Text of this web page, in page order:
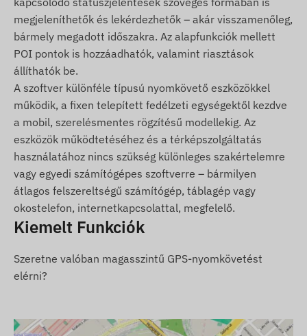
szükséges a műholdrendszerekkel és a
mobilszolgáltatók hálózatával. Az adatok
továbbítása a benne elhelyezett (cserélhető) SIM
kártya segítségével történik, az aktuális helyzetet
pedig mobiltelefonos alkalmazás vagy számítógép
segítségével követheti.
Működési régió
4G: Európa, Ázsia, Afrika, Ausztrália
2G: Európa, Ázsia, Afrika, Ausztrália
Vásárlási opciók
Ha csak készüléket vásárol (szoftver előfizetést
működtetéshez szükséges SIM kártyáról, annak
beállításairól és a kártya üzemeltetéséről
gondoskodnia.
megjeleníthetők és lekérdezhetők – akár visszamenőleg,
bármely megadott időszakra. Az alapfunkciók mellett
POI pontok is hozzáadhatók, valamint riasztások
állíthatók be.
A szoftver különféle típusú nyomkövető eszközökkel
működik, a fixen telepített fedélzeti egységektől kezdve
a mobil, szerelésmentes rögzítésű modellekig. Az
eszközök működtetéséhez és a térképszolgáltatás
használatához nincs szükség különleges szakértelemre
vagy egyedi számítógépes szoftverre – bármilyen
átlagos felszereltségű számítógép, táblagép vagy
okostelefon, internetkapcsolattal, megfelelő.
Kiemelt Funkciók
Szeretne valóban magasszintű GPS-nyomkövetést
elérni?